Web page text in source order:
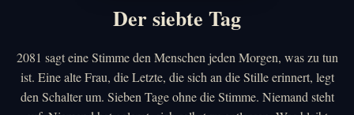
Der siebte Tag
2081 sagt eine Stimme den Menschen jeden Morgen, was zu tun
ist. Eine alte Frau, die Letzte, die sich an die Stille erinnert, legt
den Schalter um. Sieben Tage ohne die Stimme. Niemand steht